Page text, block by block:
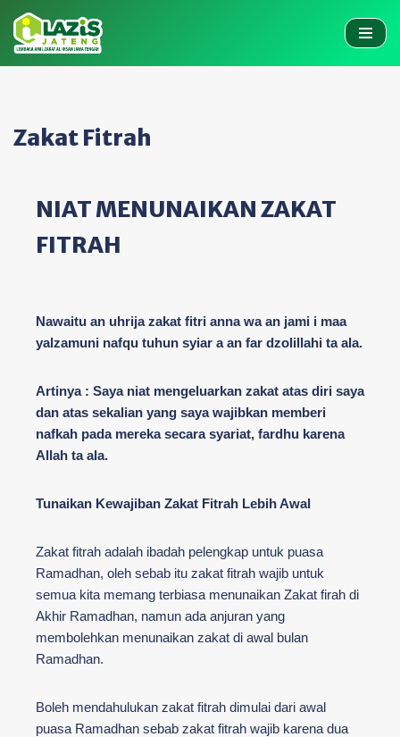
Skip
to
Zakat Fitrah
NIAT MENUNAIKAN ZAKAT
FITRAH
Nawaitu an uhrija zakat fitri anna wa an jami i maa
yalzamuni nafqu tuhun syiar a an far dzolillahi ta ala.
Artinya : Saya niat mengeluarkan zakat atas diri saya
dan atas sekalian yang saya wajibkan memberi
nafkah pada mereka secara syariat, fardhu karena
Allah ta ala.
Tunaikan Kewajiban Zakat Fitrah Lebih Awal
Zakat fitrah adalah ibadah pelengkap untuk puasa
Ramadhan, oleh sebab itu zakat fitrah wajib untuk
semua kita memang terbiasa menunaikan Zakat firah di
Akhir Ramadhan, namun ada anjuran yang
membolehkan menunaikan zakat di awal bulan
Ramadhan.
Boleh mendahulukan zakat fitrah dimulai dari awal
puasa Ramadhan sebab zakat fitrah wajib karena dua